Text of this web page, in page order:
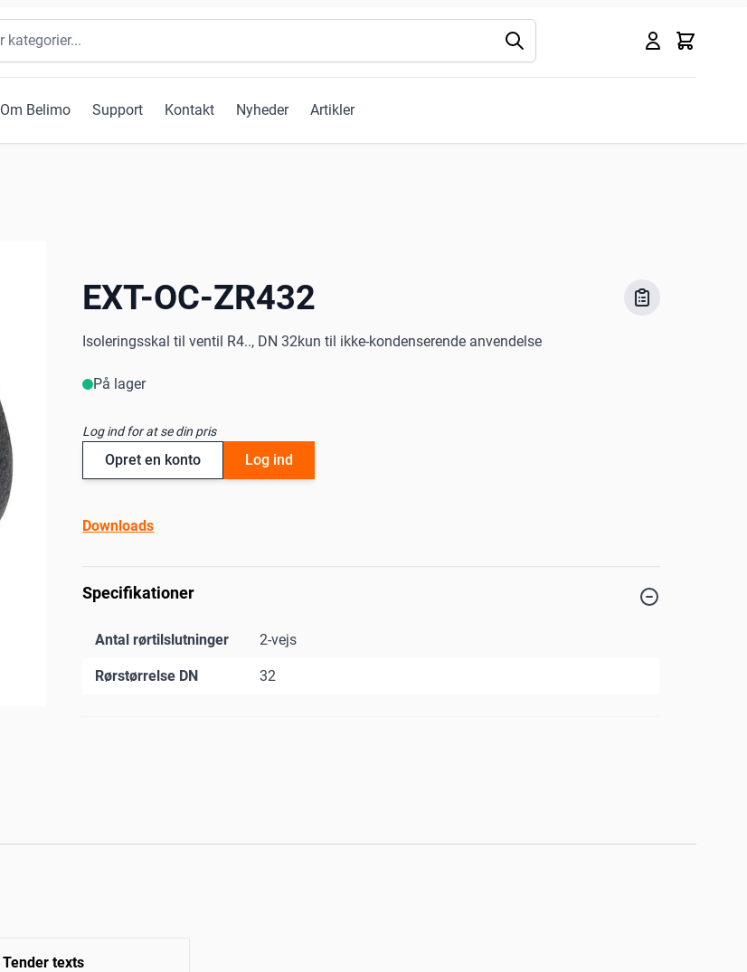
Om Belimo Support Kontakt Nyheder Artikler
Kurv
EXT-OC-ZR432
Isoleringsskal til ventil R4.., DN 32kun til ikke-kondenserende anvendelse
På lager
Log ind for at se din pris
Opret en konto Log ind
Downloads
Specifikationer
Antal rørtilslutninger 2-vejs
Rørstørrelse DN 32
Tender texts